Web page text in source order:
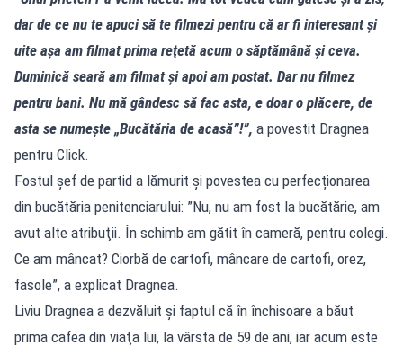
dar de ce nu te apuci să te filmezi pentru că ar fi interesant şi
uite aşa am filmat prima reţetă acum o săptămână şi ceva.
Duminică seară am filmat şi apoi am postat. Dar nu filmez
pentru bani. Nu mă gândesc să fac asta, e doar o plăcere, de
asta se numeşte „Bucătăria de acasă”!”, a povestit Dragnea
pentru Click.
Fostul șef de partid a lămurit și povestea cu perfecționarea
din bucătăria penitenciarului: ”Nu, nu am fost la bucătărie, am
avut alte atribuţii. În schimb am gătit în cameră, pentru colegi.
Ce am mâncat? Ciorbă de cartofi, mâncare de cartofi, orez,
fasole”, a explicat Dragnea.
Liviu Dragnea a dezvăluit şi faptul că în închisoare a băut
prima cafea din viaţa lui, la vârsta de 59 de ani, iar acum este